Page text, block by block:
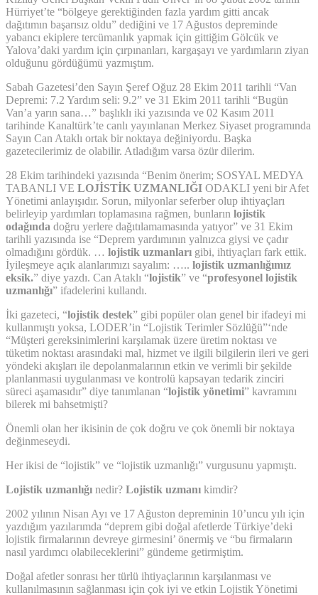
Hürriyet’te “bölgeye gerektiğinden fazla yardım gitti ancak
dağıtımın başarısız oldu” dediğini ve 17 Ağustos depreminde
yabancı ekiplere tercümanlık yapmak için gittiğim Gölcük ve
Yalova’daki yardım için çırpınanları, kargaşayı ve yardımların ziyan
olduğunu gördüğümü yazmıştım.
Sabah Gazetesi’den Sayın Şeref Oğuz 28 Ekim 2011 tarihli “Van
Depremi: 7.2 Yardım seli: 9.2” ve 31 Ekim 2011 tarihli “Bugün
Van’a yarın sana…” başlıklı iki yazısında ve 02 Kasım 2011
tarihinde Kanaltürk’te canlı yayınlanan Merkez Siyaset programında
Sayın Can Ataklı ortak bir noktaya değiniyordu. Başka
gazetecilerimiz de olabilir. Atladığım varsa özür dilerim.
28 Ekim tarihindeki yazısında “Benim önerim; SOSYAL MEDYA
TABANLI VE LOJİSTİK UZMANLIĞI ODAKLI yeni bir Afet
Yönetimi anlayışıdır. Sorun, milyonlar seferber olup ihtiyaçları
belirleyip yardımları toplamasına rağmen, bunların lojistik
odağında doğru yerlere dağıtılamamasında yatıyor” ve 31 Ekim
tarihli yazısında ise “Deprem yardımının yalnızca giysi ve çadır
olmadığını gördük. … lojistik uzmanları gibi, ihtiyaçları fark ettik.
İyileşmeye açık alanlarımızı sayalım: ….. lojistik uzmanlığımız
eksik.” diye yazdı. Can Ataklı “lojistik” ve “profesyonel lojistik
uzmanlığı” ifadelerini kullandı.
İki gazeteci, “lojistik destek” gibi popüler olan genel bir ifadeyi mi
kullanmıştı yoksa, LODER’in “Lojistik Terimler Sözlüğü”‘nde
“Müşteri gereksinimlerini karşılamak üzere üretim noktası ve
tüketim noktası arasındaki mal, hizmet ve ilgili bilgilerin ileri ve geri
yöndeki akışları ile depolanmalarının etkin ve verimli bir şekilde
planlanmasıi uygulanması ve kontrolü kapsayan tedarik zinciri
süreci aşamasıdır” diye tanımlanan “lojistik yönetimi” kavramını
bilerek mi bahsetmişti?
Önemli olan her ikisinin de çok doğru ve çok önemli bir noktaya
değinmeseydi.
Her ikisi de “lojistik” ve “lojistik uzmanlığı” vurgusunu yapmıştı.
Lojistik uzmanlığı nedir? Lojistik uzmanı kimdir?
2002 yılının Nisan Ayı ve 17 Ağuston depreminin 10’uncu yılı için
yazdığım yazılarımda “deprem gibi doğal afetlerde Türkiye’deki
lojistik firmalarının devreye girmesini’ önermiş ve “bu firmaların
nasıl yardımcı olabileceklerini” gündeme getirmiştim.
Doğal afetler sonrası her türlü ihtiyaçlarının karşılanması ve
kullanılmasının sağlanması için çok iyi ve etkin Lojistik Yönetimi